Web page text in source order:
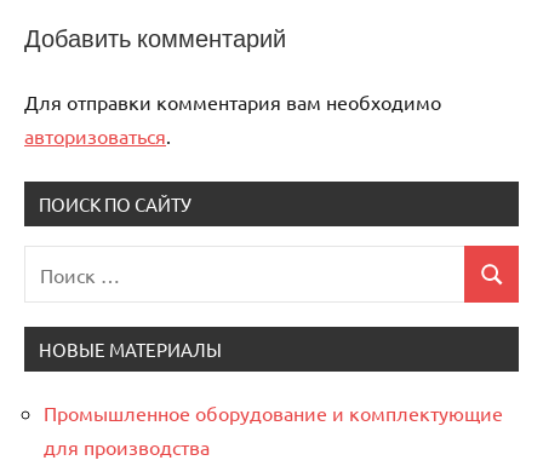
Добавить комментарий
Для отправки комментария вам необходимо
авторизоваться.
ПОИСК ПО САЙТУ
для:
Поиск
НОВЫЕ МАТЕРИАЛЫ
Промышленное оборудование и комплектующие
для производства